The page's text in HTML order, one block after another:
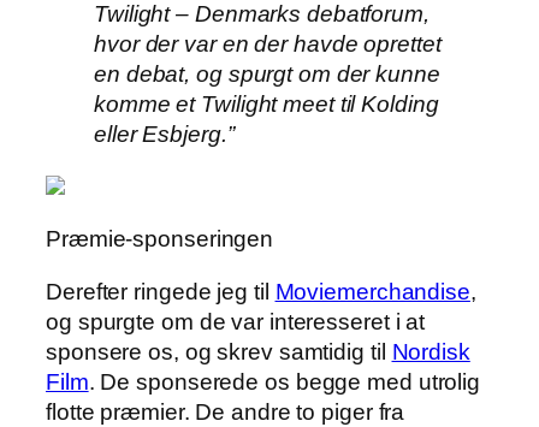
Twilight – Denmarks debatforum,
hvor der var en der havde oprettet
en debat, og spurgt om der kunne
komme et Twilight meet til Kolding
eller Esbjerg.”
Præmie-sponseringen
Derefter ringede jeg til Moviemerchandise,
og spurgte om de var interesseret i at
sponsere os, og skrev samtidig til Nordisk
Film. De sponserede os begge med utrolig
flotte præmier. De andre to piger fra